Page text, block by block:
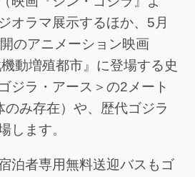
オラマ展示するほか、5月
のアニメーション映画
動増殖都市』に登場する史
ジラ・アース＞の2メート
のみ存在）や、歴代ゴジラ
します。
泊者専用無料送迎バスもゴ